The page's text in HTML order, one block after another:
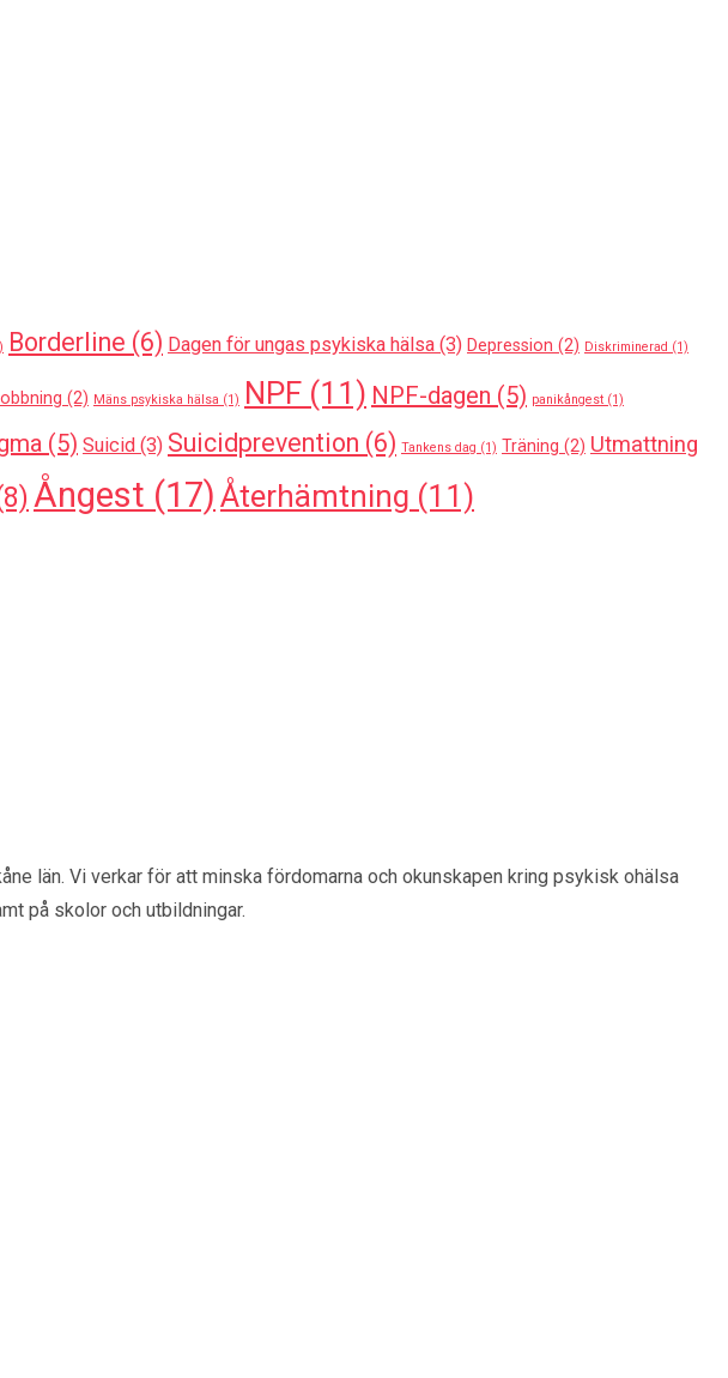
Borderline (6) Dagen för ungas psykiska hälsa (3) Depression (2) Diskriminerad (1)
(2) Mäns psykiska hälsa (1) NPF (11) NPF-dagen (5) panikångest (1)
(5) Suicid (3) Suicidprevention (6) Tankens dag (1) Träning (2) Utmattning
Ångest (17) Återhämtning (11)
län. Vi verkar för att minska fördomarna och okunskapen kring psykisk ohälsa
på skolor och utbildningar.